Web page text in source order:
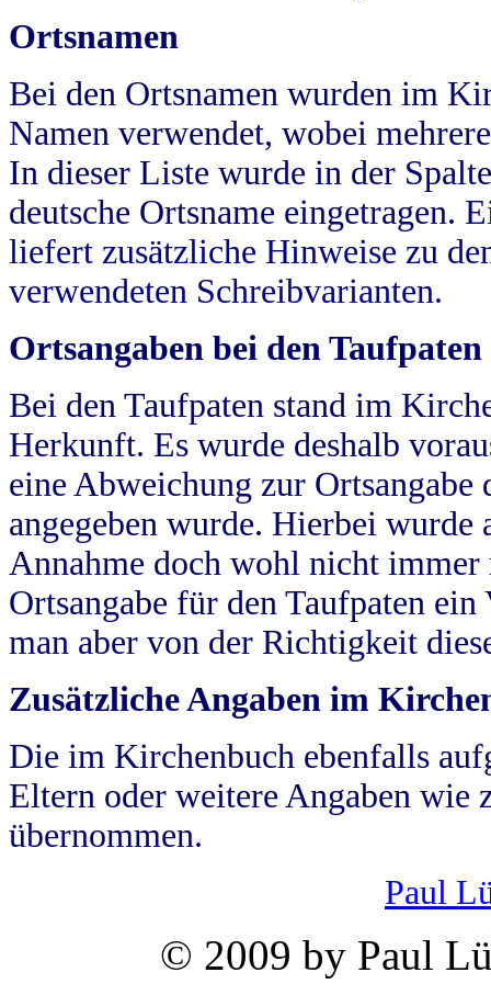
Ortsnamen
Bei den Ortsnamen wurden im
Namen verwendet, wobei
In dieser Liste wurde in der
deutsche Ortsname eingetragen.
liefert zusätzliche Hinweise zu
verwendeten Schreibvarianten.
Ortsangaben bei den Taufpaten
Bei den Taufpaten stand im
Herkunft. Es wurde deshalb
eine Abweichung zur
angegeben wurde. Hierbei wurde
Annahme doch wohl nicht
Ortsangabe für den Taufpaten
man aber von der Richtigkeit
Zusätzliche Angaben im
Die im Kirchenbuch ebenfalls
Eltern oder weitere Angaben wie
übernommen.
Paul
© 2009 by Paul